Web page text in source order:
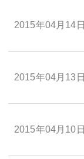
2015年04月14日
2015年04月13日
2015年04月10日